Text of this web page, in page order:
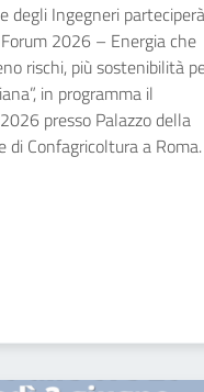
degli Ingegneri parteciperà
2026 – Energia che
rischi, più sostenibilità
in programma il
presso Palazzo della
di Confagricoltura a Roma.